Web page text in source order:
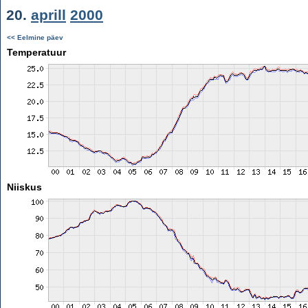
20. aprill 2000
<< Eelmine päev
Temperatuur
Niiskus